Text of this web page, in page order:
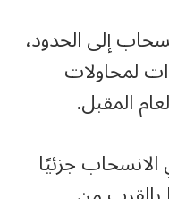
إلى الحدود،
لمحاولات
المقبل.
الانسحاب جزئيًا